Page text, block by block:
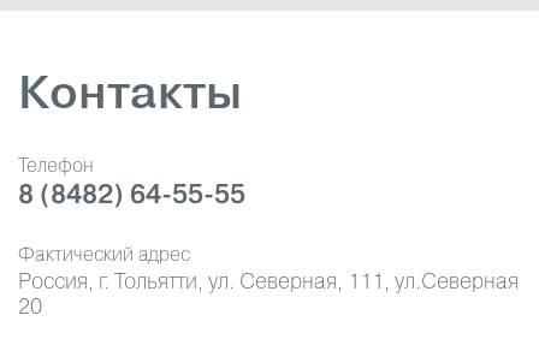
Контакты
Телефон
8 (8482) 64-55-55
Фактический адрес
Россия, г. Тольятти, ул. Северная, 111, ул.Северная
20